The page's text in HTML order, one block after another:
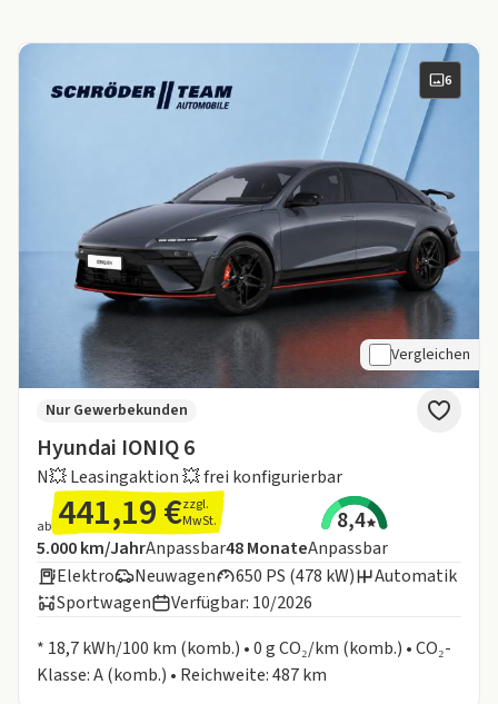
6
Vergleichen
Hyundai IONIQ 6
N💥​ Leasingaktion 💥 frei konfigurierbar
Nur Gewerbekunden
ab 441,19 €zzgl.
MwSt.
8,4
Angebotsdetails:
Inklusive Laufleistung
5.000 km/JahrAnpassbarLaufzeit
48MonateAnpassbar
Elektro
Neuwagen 650 PS (478 kW)
Automatik
Sportwagen
Verfügbar: 10/2026
* 18,7 kWh/100 km (komb.) • 0 g CO₂/km (komb.) • CO₂-
Klasse: A (komb.) • Reichweite: 487 km